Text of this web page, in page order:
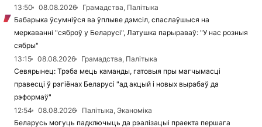
13:50
08.08.2026
Грамадства, Палітыка
Бабарыка ўсумніўся ва ўплыве дэмсіл, спаслаўшыся на
меркаванні "сяброў у Беларусі", Латушка парыраваў: "У нас розныя
сябры"
13:15
08.08.2026
Грамадства, Палітыка
Севярынец: Трэба мець каманды, гатовыя пры магчымасці
правесці ў рэгіёнах Беларусі "ад акцый і новых вырабаў да
рэформаў"
12:54
08.08.2026
Палітыка, Эканоміка
Беларусь могуць падключыць да рэалізацыі праекта першага